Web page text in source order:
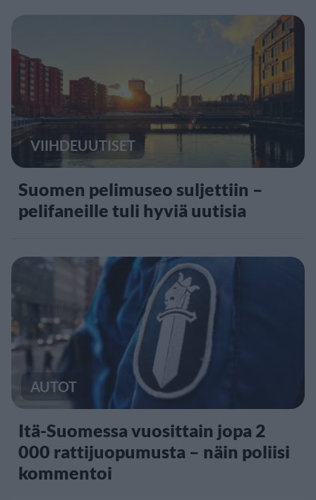
VIIHDEUUTISET
Suomen pelimuseo suljettiin –
pelifaneille tuli hyviä uutisia
AUTOT
Itä-Suomessa vuosittain jopa 2
000 rattijuopumusta – näin poliisi
kommentoi